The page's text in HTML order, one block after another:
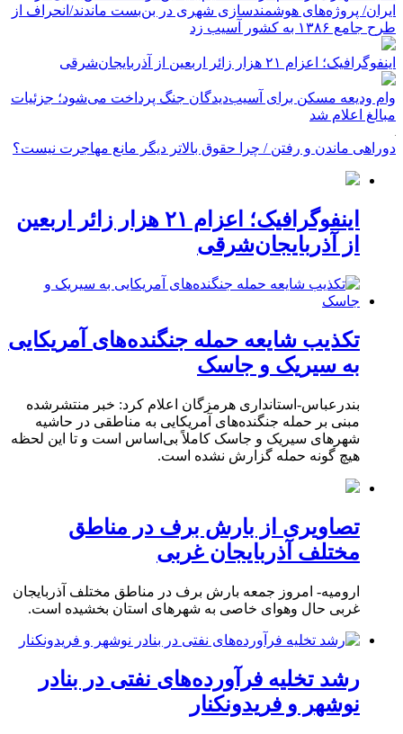
ایران/ پروژه‌های هوشمندسازی شهری در بن‌بست ماندند/انحراف از
طرح جامع ۱۳۸۶ به کشور آسیب زد
اینفوگرافیک؛ اعزام ۲۱ هزار زائر اربعین از آذربایجان‌شرقی
وام ودیعه مسکن برای آسیب‌دیدگان جنگ پرداخت می‌شود؛ جزئیات
مبالغ اعلام شد
دوراهی ماندن و رفتن / چرا حقوق بالاتر دیگر مانع مهاجرت نیست؟
اینفوگرافیک؛ اعزام ۲۱ هزار زائر اربعین
از آذربایجان‌شرقی
تکذیب شایعه حمله جنگنده‌های آمریکایی
به سیریک و جاسک
بندرعباس-استانداری هرمزگان اعلام کرد: خبر منتشرشده
مبنی بر حمله جنگنده‌های آمریکایی به مناطقی در حاشیه
شهرهای سیریک و جاسک کاملاً بی‌اساس است و تا این لحظه
هیچ گونه حمله گزارش نشده است.
تصاویری از بارش برف در مناطق
مختلف آذربایجان غربی
ارومیه- امروز جمعه بارش برف در مناطق مختلف آذربایجان
غربی حال وهوای خاصی به شهرهای استان بخشیده است.
رشد تخلیه فرآورده‌های نفتی در بنادر
نوشهر و فریدونکنار